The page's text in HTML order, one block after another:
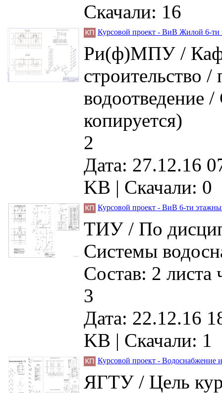
Скачали: 16
Курсовой проект - ВиВ Жилой 6-ти
Ри(ф)МПУ /
строительство
водоотведение
копируется)
2
Дата: 27.12.16
KB | Скачали: 0
Курсовой проект - ВиВ 6-ти
ТИУ / По
Системы
Состав: 2
3
Дата: 22.12.16
KB | Скачали: 1
Курсовой проект - Водоснабжение
ЯГТУ / Цель